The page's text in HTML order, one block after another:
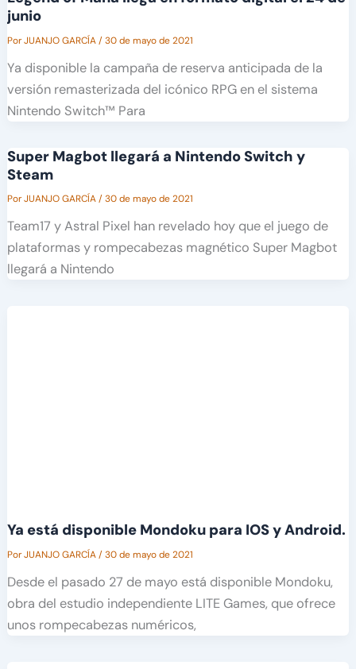
junio
PorJUANJO GARCÍA/30 de mayo de 2021
Ya disponible la campaña de reserva anticipada de la
versión remasterizada del icónico RPG en el sistema
Nintendo Switch™ Para
Super Magbot llegará a Nintendo Switch y
Steam
PorJUANJO GARCÍA/30 de mayo de 2021
Team17 y Astral Pixel han revelado hoy que el juego de
plataformas y rompecabezas magnético Super Magbot
llegará a Nintendo
Ya está disponible Mondoku para IOS y Android.
PorJUANJO GARCÍA/30 de mayo de 2021
Desde el pasado 27 de mayo está disponible Mondoku,
obra del estudio independiente LITE Games, que ofrece
unos rompecabezas numéricos,